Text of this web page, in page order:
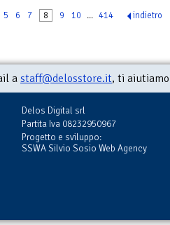
5 6 7 8 9 10 ... 414 indietro
a staff@delosstore.it, ti
Delos Digital srl
Partita Iva 08232950967
Progetto e sviluppo:
SSWA Silvio Sosio Web Agency